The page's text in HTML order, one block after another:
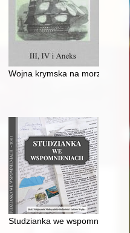
Wojna krymska na morzu :
drugiej strony Olzy
Studzianka we wspomnieniach.